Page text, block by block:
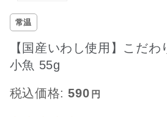
常温
【国産いわし使用】こだ
小魚 55g
税込価格:590